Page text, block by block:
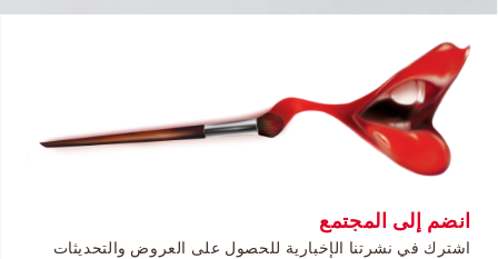
انضم إلى المجتمع
اشترك في نشرتنا الإخبارية للحصول على العروض والتحديثات